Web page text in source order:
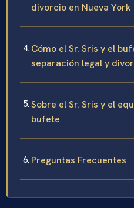
divorcio en Nueva York
Cómo el Sr. Sris y el
separación legal y
Sobre el Sr. Sris y el
bufete
Preguntas Frecuentes